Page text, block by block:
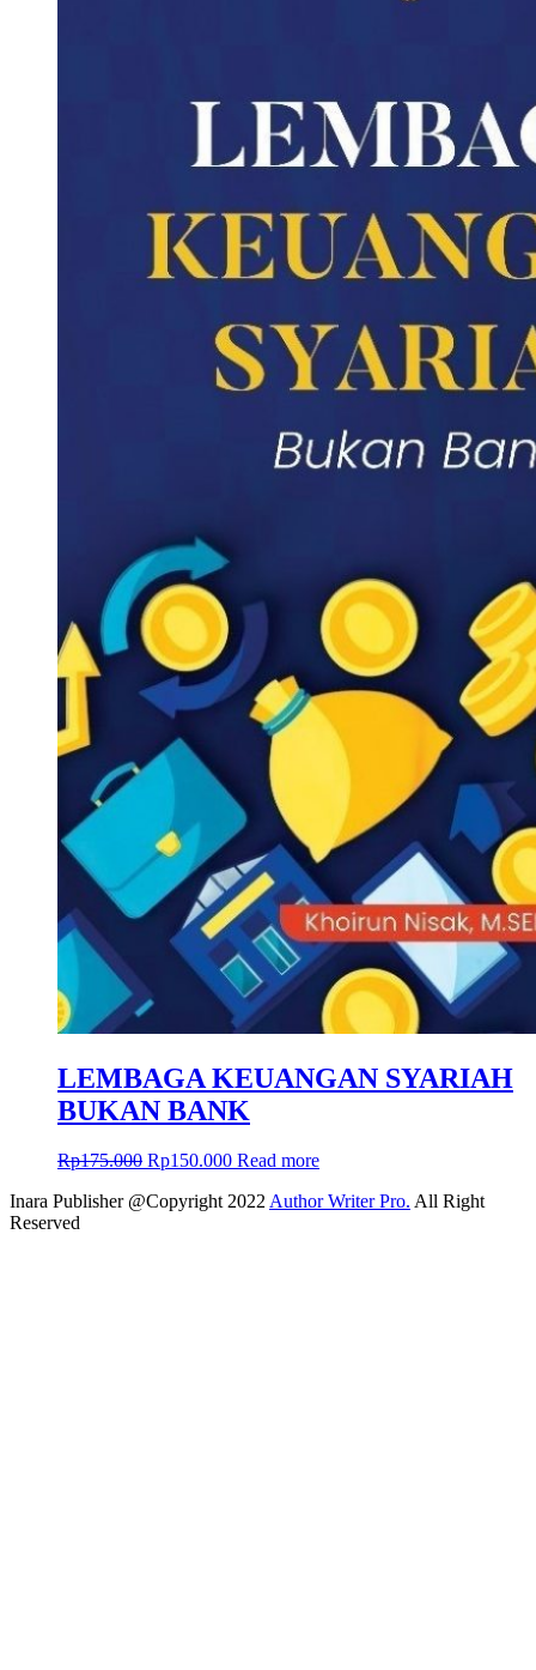
LEMBAGA KEUANGAN SYARIAH
BUKAN BANK
Rp175.000 Rp150.000 Read more
Inara Publisher @Copyright 2022Author Writer Pro. All Right
Reserved